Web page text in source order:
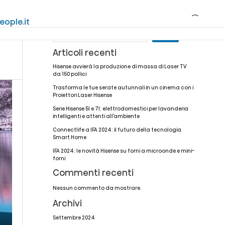
cottura Cantine vini Congelatori
Bistecchiere
di calore
About Hisense
tecnici
Programma
garanzia
Registrazione
Articoli recenti
Hisense avvierà la produzione di massa di Laser TV
da 150 pollici
Trasforma le tue serate autunnali in un cinema con i
Proiettori Laser Hisense
Serie Hisense 5I e 7I: elettrodomestici per lavanderia
intelligenti e attenti all’ambiente
Connectlife a IFA 2024: il futuro della tecnologia
Smart Home
IFA 2024: le novità Hisense su forni a microonde e mini-
forni
Commenti recenti
Nessun commento da mostrare.
Archivi
Settembre 2024